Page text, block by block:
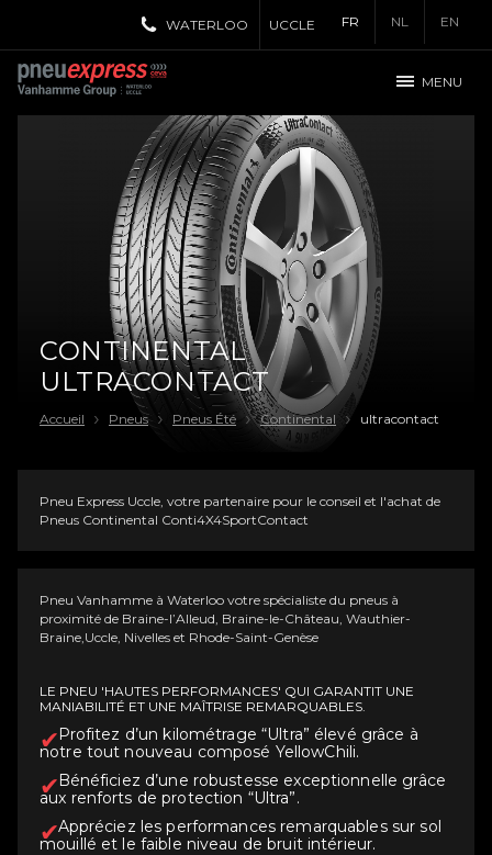
FR NL EN
WATERLOO UCCLE
MENU
CONTINENTAL
ULTRACONTACT
Accueil Pneus Pneus Été Continental ultracontact
Pneu Express Uccle, votre partenaire pour le conseil et l'achat de
Pneus Continental Conti4X4SportContact
Pneu Vanhamme à Waterloo votre spécialiste du pneus à
proximité de Braine-l’Alleud, Braine-le-Château, Wauthier-
Braine,Uccle, Nivelles et Rhode-Saint-Genèse
LE PNEU 'HAUTES PERFORMANCES' QUI GARANTIT UNE
MANIABILITÉ ET UNE MAÎTRISE REMARQUABLES.
Profitez d’un kilométrage “Ultra” élevé grâce à
notre tout nouveau composé YellowChili.
Bénéficiez d’une robustesse exceptionnelle grâce
aux renforts de protection “Ultra”.
Appréciez les performances remarquables sur sol
mouillé et le faible niveau de bruit intérieur.